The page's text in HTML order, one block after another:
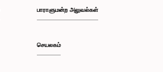
பாராளுமன்ற அலுவல்கள்
செயலகம்